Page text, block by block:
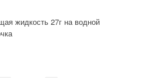
жидкость 27г на водной